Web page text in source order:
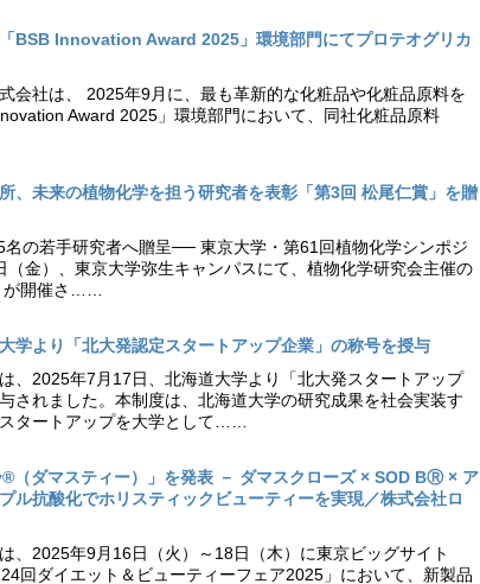
BSB Innovation Award 2025」環境部門にてプロテオグリカ
会社は、 2025年9月に、最も革新的な化粧品や化粧品原料を
Award 2025」環境部門において、同社化粧品原料
、未来の植物化学を担う研究者を表彰「第3回 松尾仁賞」を贈
名の若手研究者へ贈呈── 東京大学・第61回植物化学シンポジ
（金）、東京大学弥生キャンパスにて、植物化学研究会主催の
が開催さ……
学より「北大発認定スタートアップ企業」の称号を授与
、2025年7月17日、北海道大学より「北大発スタートアップ
されました。本制度は、北海道大学の研究成果を社会実装す
タートアップを大学として……
（ダマスティー）」を発表 － ダマスクローズ × SOD BⓇ × ア
ル抗酸化でホリスティックビューティーを実現／株式会社ロ
、2025年9月16日（火）～18日（木）に東京ビッグサイト
回ダイエット＆ビューティーフェア2025」において、新製品